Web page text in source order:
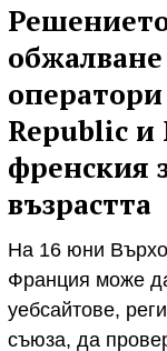
Republic и
френския
възрастта
На 16 юни
Франция може
уебсайтове,
съюза, да